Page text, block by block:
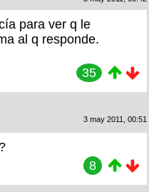
para ver q le
al q responde.
35
3 may 2011, 00:51
8